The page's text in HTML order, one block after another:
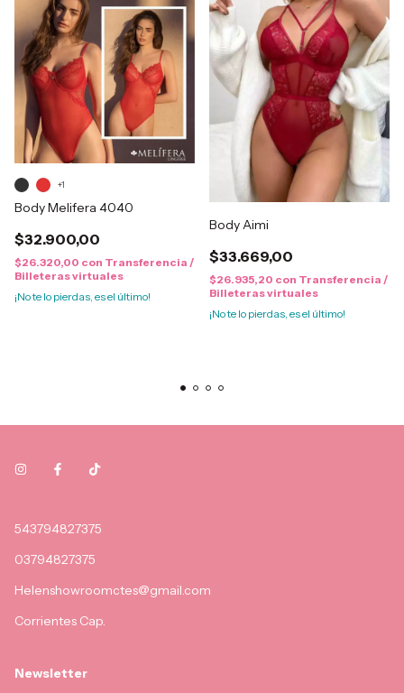
Body Melifera 4040
$32.900,00
$26.320,00 con Transferencia /
Billeteras virtuales
¡No te lo pierdas, es el último!
+1
Body Aimi
$33.669,00
$26.935,20 con Transferencia /
Billeteras virtuales
¡No te lo pierdas, es el último!
543794827375
03794827375
Helenshowroomctes@gmail.com
Corrientes Cap.
Newsletter